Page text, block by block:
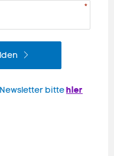
bittehier